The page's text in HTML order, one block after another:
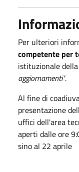
Per ulteriori
competente per
istituzionale
aggiornamenti".
Al fine di
presentazione
uffici dell'area
aperti dalle ore
sino al 22 aprile